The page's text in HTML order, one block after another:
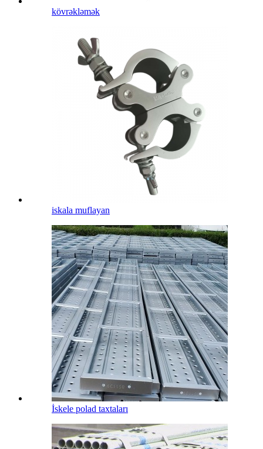
kövrəkləmək
iskala muflayan
İskele polad taxtaları